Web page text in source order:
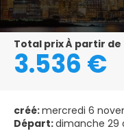
Total prix À partir de
3.536 €
créé:mercredi 6
Départ:dimanche 29